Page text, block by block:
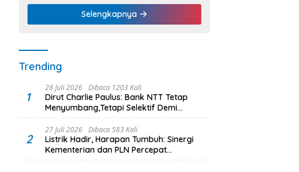
Penggerak UMKM
Selengkapnya
Trending
1
28 Juli 2026 Dibaca 1203 Kali
Dirut Charlie Paulus: Bank NTT Tetap
Menyumbang,Tetapi Selektif Demi
Kepentingan Masyarakat
2
27 Juli 2026 Dibaca 583 Kali
Listrik Hadir, Harapan Tumbuh: Sinergi
Kementerian dan PLN Percepat
Pembangunan Infrastruktur Desa